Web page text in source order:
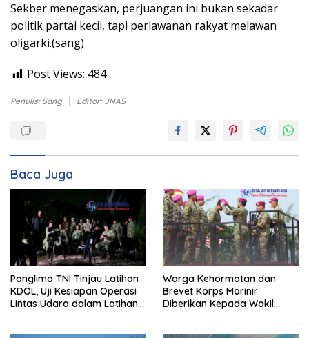
Sekber menegaskan, perjuangan ini bukan sekadar
politik partai kecil, tapi perlawanan rakyat melawan
oligarki.(sang)
Post Views: 484
Penulis: Sang Editor: JNAS
Baca Juga
Panglima TNI Tinjau Latihan
KDOL, Uji Kesiapan Operasi
Lintas Udara dalam Latihan
Warga Kehormatan dan
Brevet Korps Marinir
Diberikan Kepada Wakil